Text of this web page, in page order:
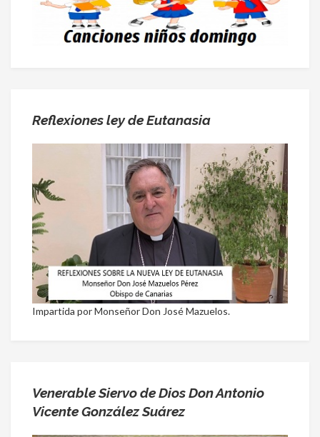
Reflexiones ley de Eutanasia
Impartida por Monseñor Don José Mazuelos.
Venerable Siervo de Dios Don Antonio
Vicente González Suárez